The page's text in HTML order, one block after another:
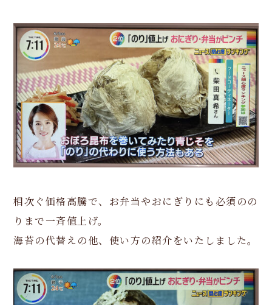
相次ぐ価格高騰で、お弁当やおにぎりにも必須のの
りまで一斉値上げ。
海苔の代替えの他、使い方の紹介をいたしました。